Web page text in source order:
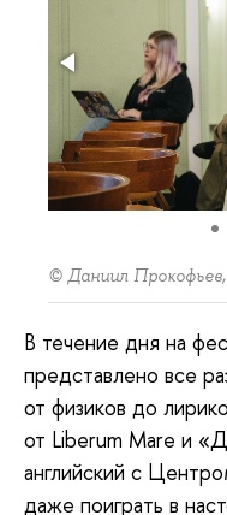
© Даниил
В течение дня на
представлено все
от физиков до
от Liberum Mare и
английский с
даже поиграть в